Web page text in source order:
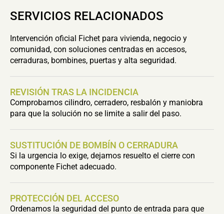
SERVICIOS RELACIONADOS
Intervención oficial Fichet para vivienda, negocio y
comunidad, con soluciones centradas en accesos,
cerraduras, bombines, puertas y alta seguridad.
REVISIÓN TRAS LA INCIDENCIA
Comprobamos cilindro, cerradero, resbalón y maniobra
para que la solución no se limite a salir del paso.
SUSTITUCIÓN DE BOMBÍN O CERRADURA
Si la urgencia lo exige, dejamos resuelto el cierre con
componente Fichet adecuado.
PROTECCIÓN DEL ACCESO
Ordenamos la seguridad del punto de entrada para que